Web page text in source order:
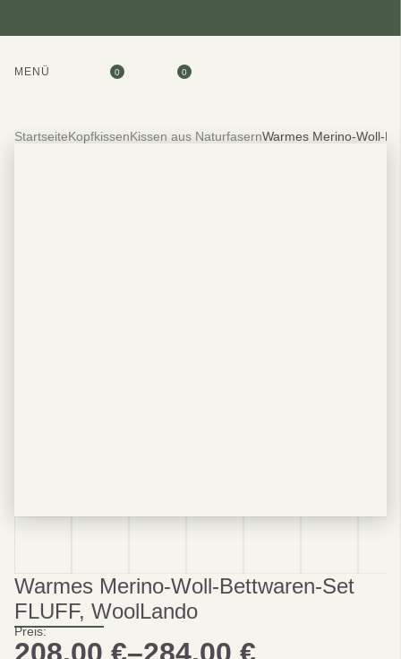
MENÜ 0 0
StartseiteKopfkissenKissen aus NaturfasernWarmes Merino-Woll-
Warmes Merino-Woll-Bettwaren-Set
FLUFF, WoolLando
Preis: